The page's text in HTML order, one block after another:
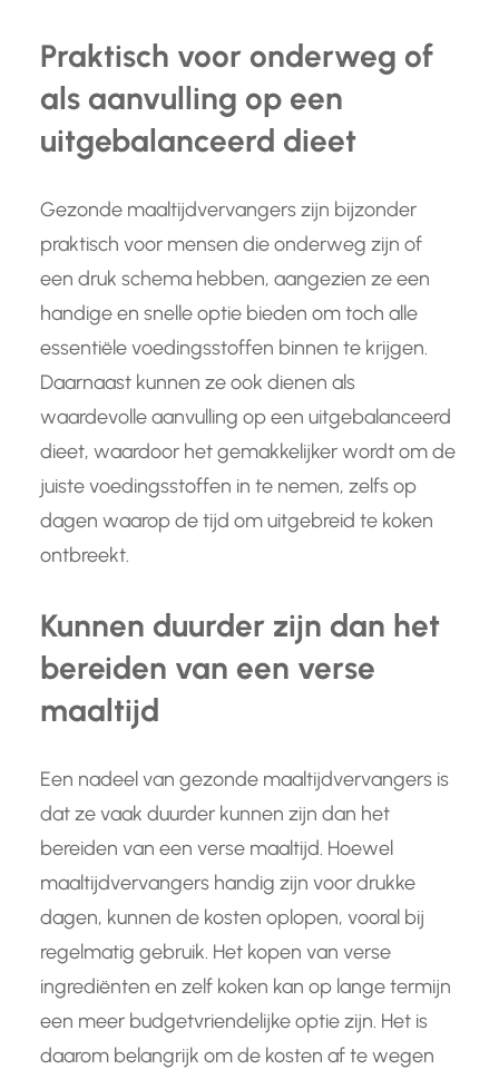
Praktisch voor onderweg of
als aanvulling op een
uitgebalanceerd dieet
Gezonde maaltijdvervangers zijn bijzonder
praktisch voor mensen die onderweg zijn of
een druk schema hebben, aangezien ze een
handige en snelle optie bieden om toch alle
essentiële voedingsstoffen binnen te krijgen.
Daarnaast kunnen ze ook dienen als
waardevolle aanvulling op een uitgebalanceerd
dieet, waardoor het gemakkelijker wordt om de
juiste voedingsstoffen in te nemen, zelfs op
dagen waarop de tijd om uitgebreid te koken
ontbreekt.
Kunnen duurder zijn dan het
bereiden van een verse
maaltijd
Een nadeel van gezonde maaltijdvervangers is
dat ze vaak duurder kunnen zijn dan het
bereiden van een verse maaltijd. Hoewel
maaltijdvervangers handig zijn voor drukke
dagen, kunnen de kosten oplopen, vooral bij
regelmatig gebruik. Het kopen van verse
ingrediënten en zelf koken kan op lange termijn
een meer budgetvriendelijke optie zijn. Het is
daarom belangrijk om de kosten af te wegen